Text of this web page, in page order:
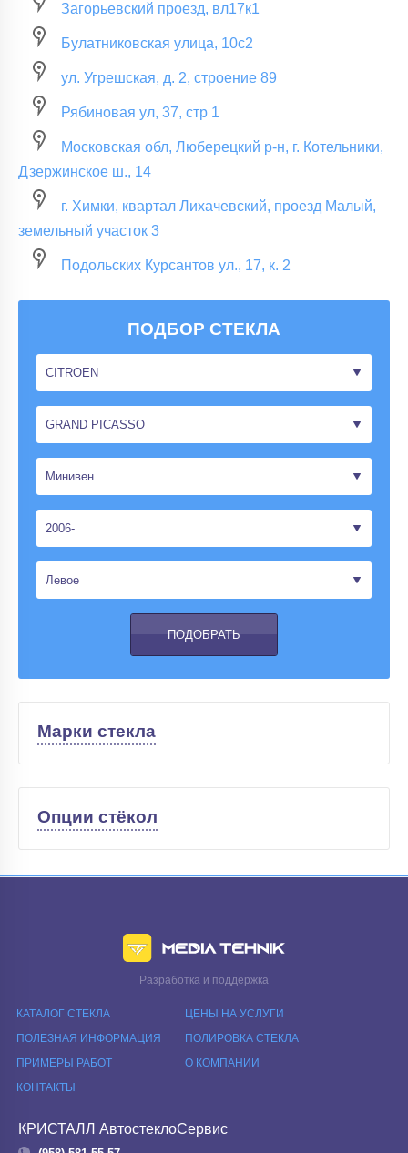
ПОДБОР СТЕКЛА
Марки стекла
Опции стёкол
Загорьевский проезд, вл17к1
Булатниковская улица, 10с2
ул. Угрешская, д. 2, строение 89
Рябиновая ул, 37, стр 1
Московская обл, Люберецкий р-н, г. Котельники,
Дзержинское ш., 14
г. Химки, квартал Лихачевский, проезд Малый,
земельный участок 3
Подольских Курсантов ул., 17, к. 2
Разработка и поддержка
КАТАЛОГ СТЕКЛА
ЦЕНЫ НА УСЛУГИ
ПОЛЕЗНАЯ ИНФОРМАЦИЯ
ПОЛИРОВКА СТЕКЛА
ПРИМЕРЫ РАБОТ
О КОМПАНИИ
КОНТАКТЫ
КРИСТАЛЛ АвтостеклоСервис